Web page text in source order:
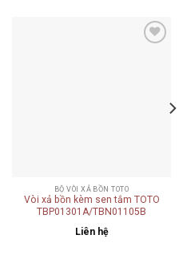
BỘ VÒI XẢ BỒN TOTO
Vòi xả bồn kèm sen tắm TOTO
TBP01301A/TBN01105B
Liên hệ